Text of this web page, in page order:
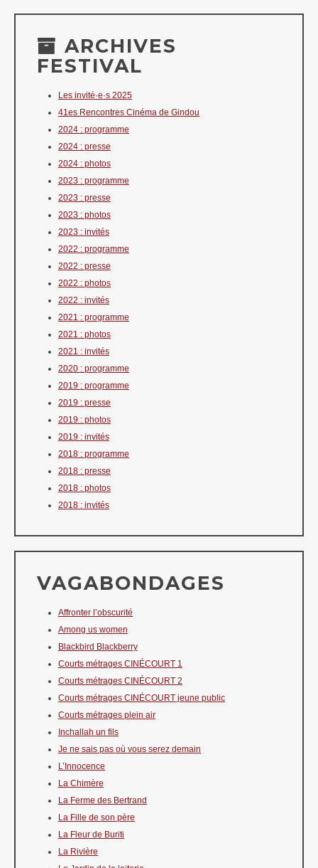
ARCHIVES
FESTIVAL
Les invité·e·s 2025
41es Rencontres Cinéma de Gindou
2024 : programme
2024 : presse
2024 : photos
2023 : programme
2023 : presse
2023 : photos
2023 : invités
2022 : programme
2022 : presse
2022 : photos
2022 : invités
2021 : programme
2021 : photos
2021 : invités
2020 : programme
2019 : programme
2019 : presse
2019 : photos
2019 : invités
2018 : programme
2018 : presse
2018 : photos
2018 : invités
VAGABONDAGES
Affronter l’obscurité
Among us women
Blackbird Blackberry
Courts métrages CINÉCOURT 1
Courts métrages CINÉCOURT 2
Courts métrages CINÉCOURT jeune public
Courts métrages plein air
Inchallah un fils
Je ne sais pas où vous serez demain
L’Innocence
La Chimère
La Ferme des Bertrand
La Fille de son père
La Fleur de Buriti
La Rivière